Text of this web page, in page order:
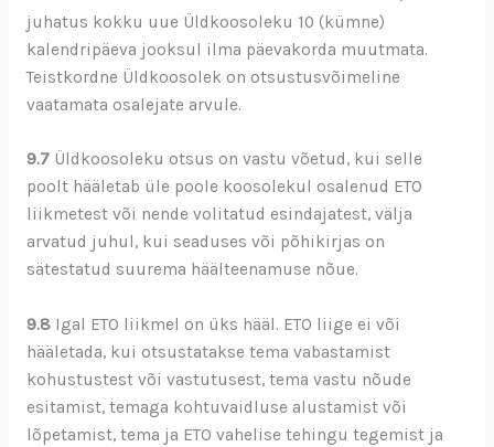
juhatus kokku uue Üldkoosoleku 10 (kümne)
kalendripäeva jooksul ilma päevakorda muutmata.
Teistkordne Üldkoosolek on otsustusvõimeline
vaatamata osalejate arvule.
9.7Üldkoosoleku otsus on vastu võetud, kui selle
poolt hääletab üle poole koosolekul osalenud ETO
liikmetest või nende volitatud esindajatest, välja
arvatud juhul, kui seaduses või põhikirjas on
sätestatud suurema häälteenamuse nõue.
9.8Igal ETO liikmel on üks hääl. ETO liige ei või
hääletada, kui otsustatakse tema vabastamist
kohustustest või vastutusest, tema vastu nõude
esitamist, temaga kohtuvaidluse alustamist või
lõpetamist, tema ja ETO vahelise tehingu tegemist ja